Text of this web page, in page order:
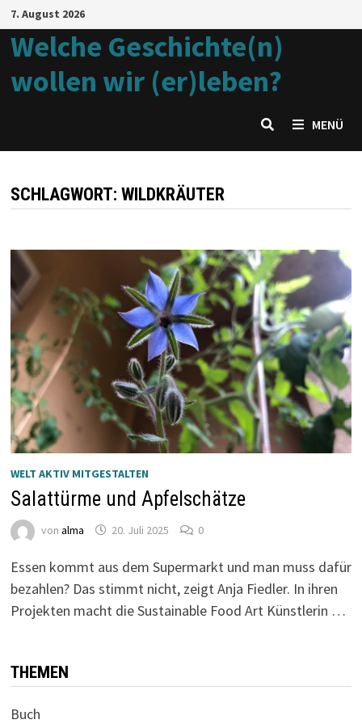
Zum
Inhalt
springen
7. August 2026
Welche Geschichte(n)
wollen wir (er)leben?
MENÜ
SCHLAGWORT: WILDKRÄUTER
WELT AKTIV MITGESTALTEN
Salattürme und Apfelschätze
von alma 20. Juli 2025 0
Essen kommt aus dem Supermarkt und man muss dafür
bezahlen? Das stimmt nicht, zeigt Anja Fiedler. In ihren
Projekten macht die Sustainable Food Art Künstlerin …
THEMEN
Buch